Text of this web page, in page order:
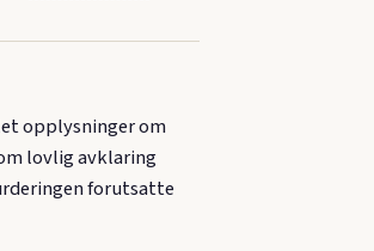
opplysninger om
lovlig avklaring
forutsatte